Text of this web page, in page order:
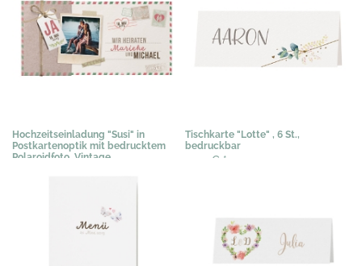
Hochzeitseinladung "Susi" in
Postkartenoptik mit bedrucktem
Polaroidfoto, Vintage
Tischkarte "Lotte" , 6 St.,
bedruckbar
3,40 € *